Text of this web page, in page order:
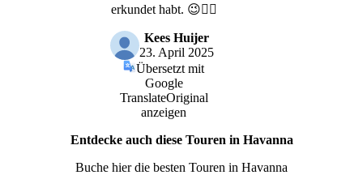
erkundet habt. 😉👍🏼
Kees Huijer
23. April 2025
Übersetzt mit
Google
TranslateOriginal
anzeigen
Entdecke auch diese Touren in Havanna
Buche hier die besten Touren in Havanna